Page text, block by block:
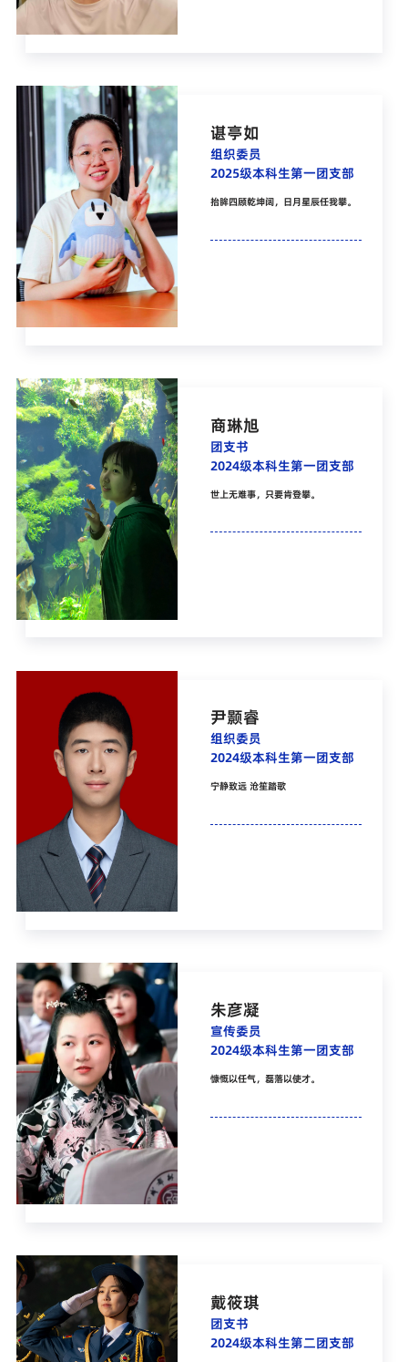
谌亭如
组织委员
2025级本科生第一团支部
抬眸四顾乾坤阔，日月星辰任我攀。
商琳旭
团支书
2024级本科生第一团支部
世上无难事，只要肯登攀。
尹颢睿
组织委员
2024级本科生第一团支部
宁静致远 沧笙踏歌
朱彦凝
宣传委员
2024级本科生第一团支部
慷慨以任气，磊落以使才。
戴筱琪
团支书
2024级本科生第二团支部